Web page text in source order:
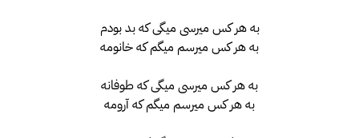
به هر کس میرسی میگی که بد بودم
به هر کس میرسم میگم که خانومه
به هر کس میرسی میگی که طوفانه
به هر کس میرسم میگم که آرومه